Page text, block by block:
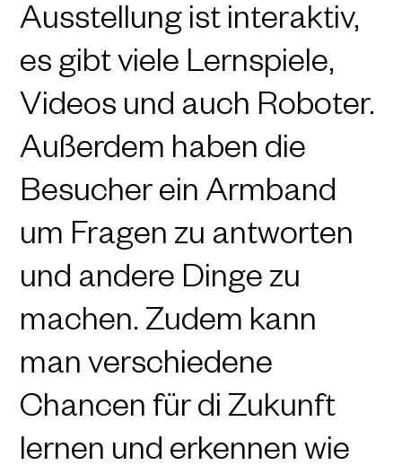
Ausstellung ist interaktiv,
es gibt viele Lernspiele,
Videos und auch Roboter.
Außerdem haben die
Besucher ein Armband
um Fragen zu antworten
und andere Dinge zu
machen. Zudem kann
man verschiedene
Chancen für di Zukunft
lernen und erkennen wie